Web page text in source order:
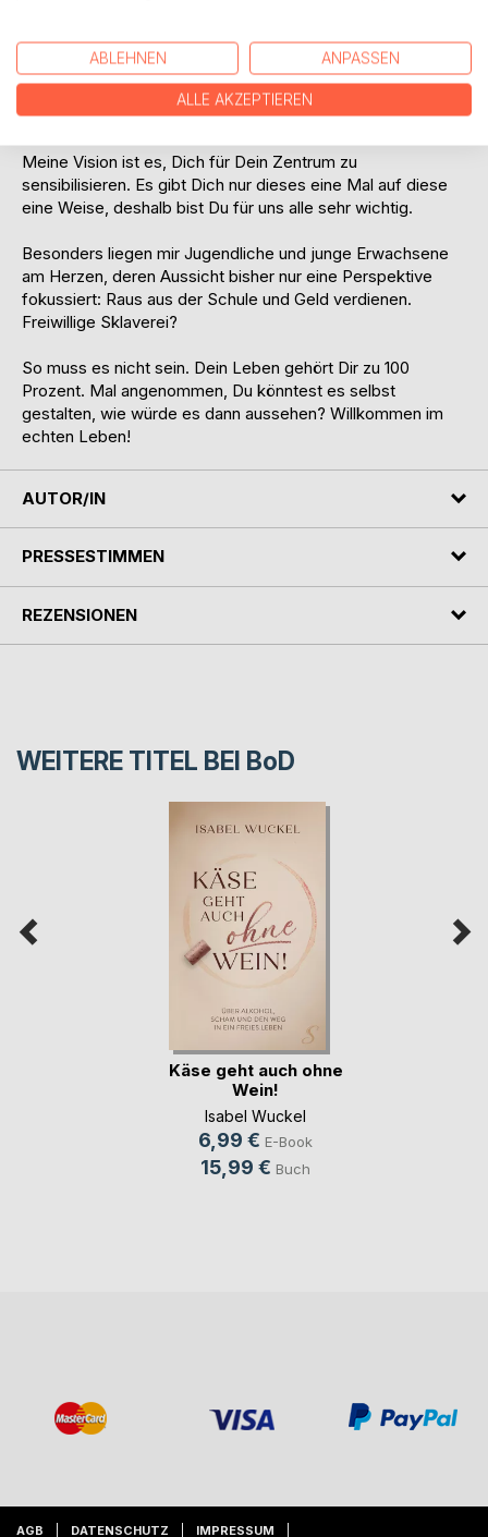
begleiteten Coachings. Vor allem kannst Du es selbst tun.
Es schafft außerdem absolute Intimsphäre, zentriert Dich
gezielter und hilft Dir Deine ganz eigenen Fähigkeiten tiefer
zu entdecken und grenzenlos zu entfalten.
Meine Vision ist es, Dich für Dein Zentrum zu
sensibilisieren. Es gibt Dich nur dieses eine Mal auf diese
eine Weise, deshalb bist Du für uns alle sehr wichtig.
Besonders liegen mir Jugendliche und junge Erwachsene
am Herzen, deren Aussicht bisher nur eine Perspektive
fokussiert: Raus aus der Schule und Geld verdienen.
Freiwillige Sklaverei?
So muss es nicht sein. Dein Leben gehört Dir zu 100
Prozent. Mal angenommen, Du könntest es selbst
gestalten, wie würde es dann aussehen? Willkommen im
echten Leben!
AUTOR/IN
PRESSESTIMMEN
REZENSIONEN
WEITERE TITEL BEI BoD
Käse geht auch ohne
Wein!
Isabel Wuckel
6,99 € E-Book
15,99 € Buch
AGB DATENSCHUTZ IMPRESSUM
ABLEHNEN ANPASSEN
ALLE AKZEPTIEREN